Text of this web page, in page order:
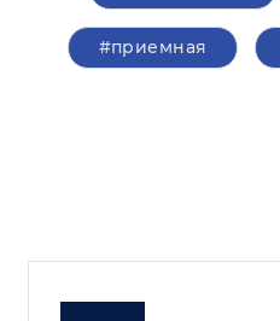
#приемная